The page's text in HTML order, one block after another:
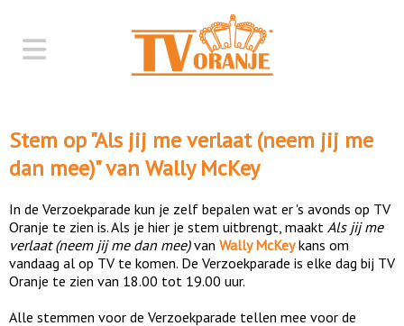
Stem op "Als jij me verlaat (neem jij me
dan mee)" van Wally McKey
In de Verzoekparade kun je zelf bepalen wat er 's avonds op TV
Oranje te zien is. Als je hier je stem uitbrengt, maakt Als jij me
verlaat (neem jij me dan mee)van Wally McKeykans om
vandaag al op TV te komen. De Verzoekparade is elke dag bij TV
Oranje te zien van 18.00 tot 19.00 uur.
Alle stemmen voor de Verzoekparade tellen mee voor de